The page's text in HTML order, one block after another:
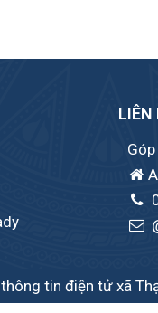
LIÊN
tin điện tử xã